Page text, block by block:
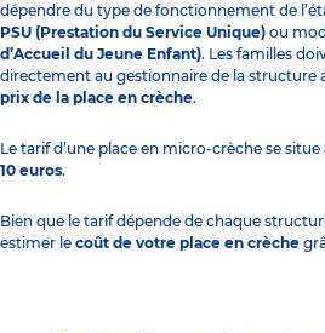
dépendre du type de fonctionnement de
PSU (Prestation du Service Unique) ou
d’Accueil du Jeune Enfant). Les familles
directement au gestionnaire de la structure
prix de la place en crèche.
Le tarif d’une place en micro-crèche se situe
10 euros.
Bien que le tarif dépende de chaque
estimer le coût de votre place en crèche